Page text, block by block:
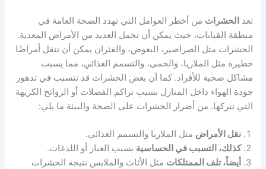
تعد الحشرات من أخطر العوامل التي تهدد الصحة العامة في
منطقة القبابات، حيث يمكن أن تحمل العديد من الأمراض المعدية.
الحشرات مثل الصراصير، البعوض، والفئران يمكن أن تنقل أمراضًا
خطيرة مثل الملاريا، والحمى، والتسمم الغذائي، مما يسبب
مشاكل صحية للأفراد. كما أن بعض الحشرات قد تتسبب في تدهور
جودة الهواء داخل المنازل بسبب تراكم الفضلات أو الروائح الكريهة
التي تتركها. من أضرار الحشرات على الصحة والبيئة ما يلي:
نقل الأمراض مثل الملاريا والتسمم الغذائي.
كذلك، التسبب في الحساسية بسبب الغبار أو اللدغات.
أيضاً، تلف الممتلكات مثل الأثاث والملابس نتيجة الحشرات